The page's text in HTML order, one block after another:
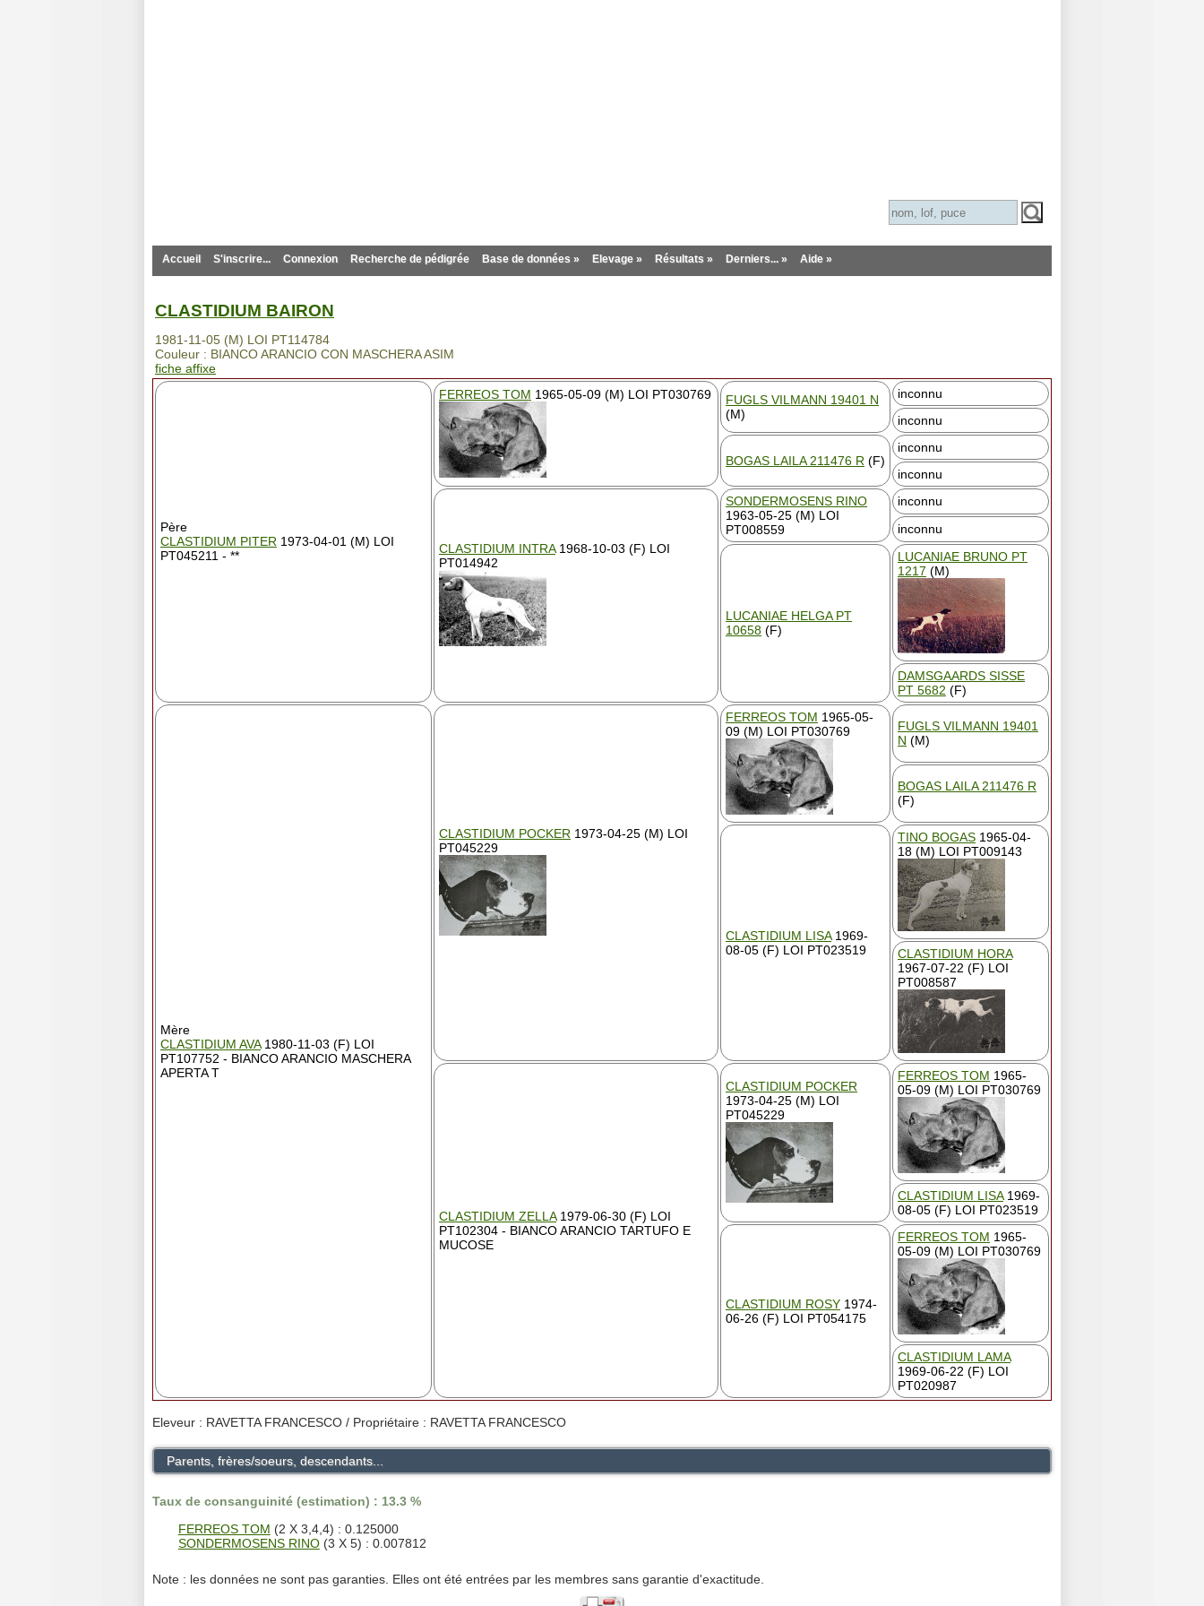
Accueil S'inscrire... Connexion Recherche de pédigrée Base de données » Elevage » Résultats » Derniers... » Aide »
CLASTIDIUM BAIRON
1981-11-05 (M) LOI PT114784
Couleur : BIANCO ARANCIO CON MASCHERA ASIM
fiche affixe
Père
CLASTIDIUM PITER 1973-04-01 (M) LOI
PT045211 - **
FERREOS TOM 1965-05-09 (M) LOI PT030769
FUGLS VILMANN 19401 N
(M)
inconnu
inconnu
BOGAS LAILA 211476 R (F)
inconnu
inconnu
CLASTIDIUM INTRA1968-10-03 (F) LOI
PT014942
SONDERMOSENS RINO
1963-05-25 (M) LOI
PT008559
inconnu
inconnu
LUCANIAE HELGA PT
10658 (F)
LUCANIAE BRUNO PT
1217 (M)
DAMSGAARDS SISSE
PT 5682 (F)
Mère
CLASTIDIUM AVA1980-11-03 (F) LOI
PT107752 - BIANCO ARANCIO MASCHERA
APERTA T
CLASTIDIUM POCKER 1973-04-25 (M) LOI
PT045229
FERREOS TOM 1965-05-
09 (M) LOI PT030769
FUGLS VILMANN 19401
N (M)
BOGAS LAILA 211476 R
(F)
CLASTIDIUM LISA1969-
08-05 (F) LOI PT023519
TINO BOGAS 1965-04-
18 (M) LOI PT009143
CLASTIDIUM HORA
1967-07-22 (F) LOI
PT008587
CLASTIDIUM ZELLA1979-06-30 (F) LOI
PT102304 - BIANCO ARANCIO TARTUFO E
MUCOSE
CLASTIDIUM POCKER
1973-04-25 (M) LOI
PT045229
FERREOS TOM 1965-
05-09 (M) LOI PT030769
CLASTIDIUM LISA1969-
08-05 (F) LOI PT023519
CLASTIDIUM ROSY 1974-
06-26 (F) LOI PT054175
FERREOS TOM 1965-
05-09 (M) LOI PT030769
CLASTIDIUM LAMA
1969-06-22 (F) LOI
PT020987
Eleveur : RAVETTA FRANCESCO / Propriétaire : RAVETTA FRANCESCO
Parents, frères/soeurs, descendants...
Taux de consanguinité (estimation) : 13.3 %
FERREOS TOM (2 X 3,4,4) : 0.125000
SONDERMOSENS RINO(3 X 5) : 0.007812
Note : les données ne sont pas garanties. Elles ont été entrées par les membres sans garantie d'exactitude.